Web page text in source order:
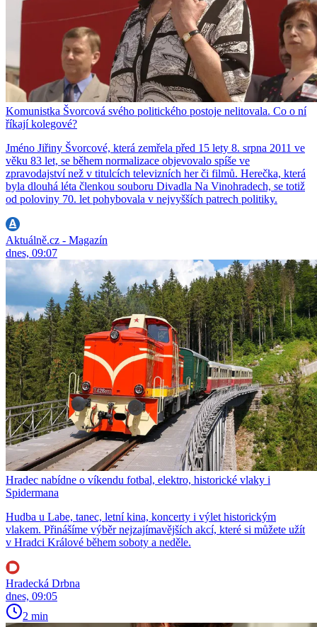
Komunistka Švorcová svého politického postoje nelitovala. Co o ní
říkají kolegové?
Jméno Jiřiny Švorcové, která zemřela před 15 lety 8. srpna 2011 ve
věku 83 let, se během normalizace objevovalo spíše ve
zpravodajství než v titulcích televizních her či filmů. Herečka, která
byla dlouhá léta členkou souboru Divadla Na Vinohradech, se totiž
od poloviny 70. let pohybovala v nejvyšších patrech politiky.
Aktuálně.cz - Magazín
dnes, 09:07
Hradec nabídne o víkendu fotbal, elektro, historické vlaky i
Spidermana
Hudba u Labe, tanec, letní kina, koncerty i výlet historickým
vlakem. Přinášíme výběr nejzajímavějších akcí, které si můžete užít
v Hradci Králové během soboty a neděle.
Hradecká Drbna
dnes, 09:05
2 min